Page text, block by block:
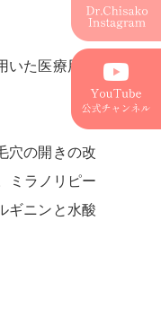
た医療用ピ
穴の開きの改
ミラノリピー
ギニンと水酸